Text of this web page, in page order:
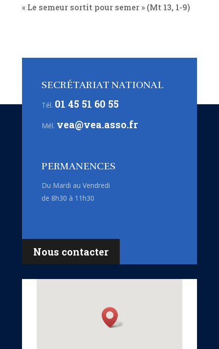
« Le semeur sortit pour semer » (Mt 13, 1-9)
SECRÉTARIAT NATIONAL
Tél. 01 45 51 60 55
Mél. vea@vea.asso.fr
PERMANENCES
Du Mardi au Vendredi
de 8h30 à 11h30
Nous contacter